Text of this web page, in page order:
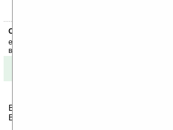
Скоро
ежедневный или еженедельный дайджест
ваш почтовый ящик.
Обсуждение
Вам показаны только последние
Важная информация может быть скрыта!